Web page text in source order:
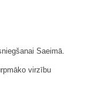
Saeimā.
virzību